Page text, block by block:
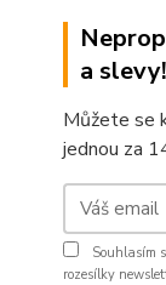
a slevy!
Můžete se
jednou za
Souhlasím
rozesílky